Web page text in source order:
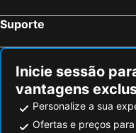
Suporte
Inicie sessão
vantagens
Personalize a sua
Ofertas e preços